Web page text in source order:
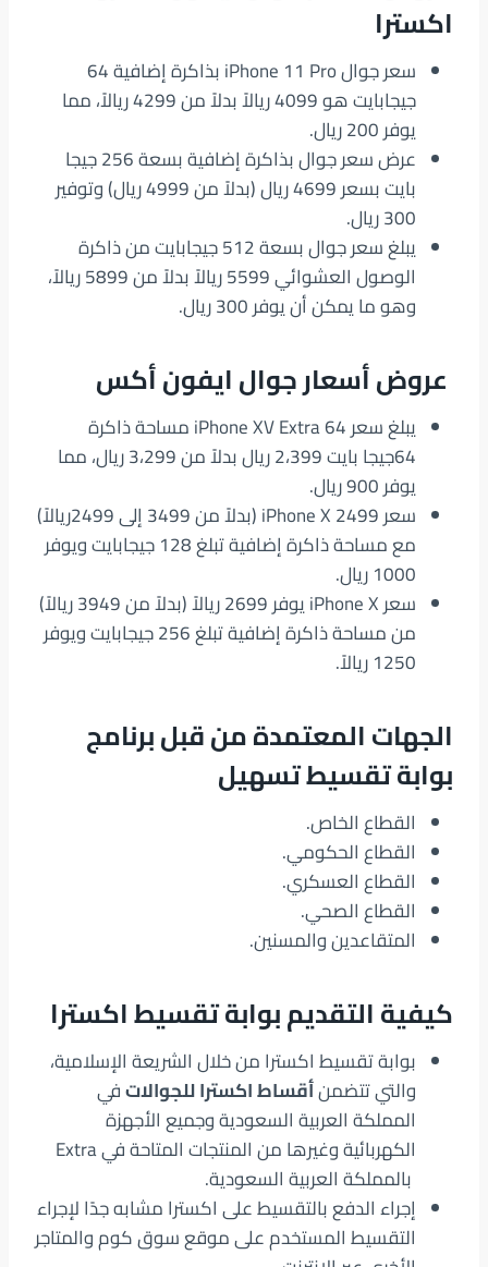
اكسترا
سعر جوال iPhone 11 Pro بذاكرة إضافية 64
جيجابايت هو 4099 ريالاً بدلاً من 4299 ريالاً، مما
يوفر 200 ريال.
عرض سعر جوال بذاكرة إضافية بسعة 256 جيجا
بايت بسعر 4699 ريال (بدلاً من 4999 ريال) وتوفير
300 ريال.
يبلغ سعر جوال بسعة 512 جيجابايت من ذاكرة
الوصول العشوائي 5599 ريالاً بدلاً من 5899 ريالاً،
وهو ما يمكن أن يوفر 300 ريال.
عروض أسعار جوال ايفون أكس
يبلغ سعر iPhone XV Extra 64 مساحة ذاكرة
64جيجا بايت 2،399 ريال بدلاً من 3،299 ريال، مما
يوفر 900 ريال.
سعر iPhone X 2499 (بدلاً من 3499 إلى 2499ريالاً)
مع مساحة ذاكرة إضافية تبلغ 128 جيجابايت ويوفر
1000 ريال.
سعر iPhone X يوفر 2699 ريالاً (بدلاً من 3949 ريالاً)
من مساحة ذاكرة إضافية تبلغ 256 جيجابايت ويوفر
1250 ريالاً.
الجهات المعتمدة من قبل برنامج
بوابة تقسيط تسهيل
القطاع الخاص.
القطاع الحكومي.
القطاع العسكري.
القطاع الصحي.
المتقاعدين والمسنين.
كيفية التقديم بوابة تقسيط اكسترا
بوابة تقسيط اكسترا من خلال الشريعة الإسلامية،
والتي تتضمنأقساط اكسترا للجوالاتفي
المملكة العربية السعودية وجميع الأجهزة
الكهربائية وغيرها من المنتجات المتاحة في Extra
بالمملكة العربية السعودية.
إجراء الدفع بالتقسيط على اكسترا مشابه جدًا لإجراء
التقسيط المستخدم على موقع سوق كوم والمتاجر